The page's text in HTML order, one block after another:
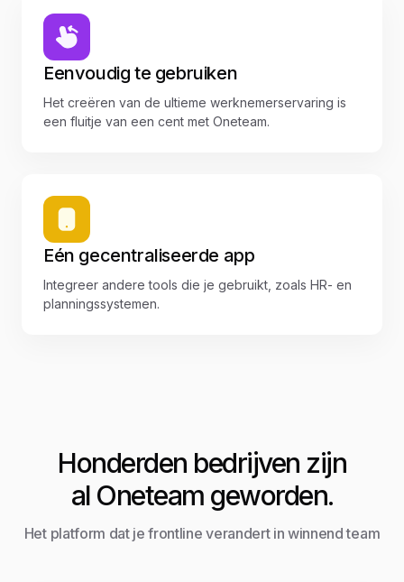
Eenvoudig te gebruiken
Het creëren van de ultieme werknemerservaring is
een fluitje van een cent met Oneteam.
Eén gecentraliseerde app
Integreer andere tools die je gebruikt, zoals HR- en
planningssystemen.
Honderden bedrijven zijn
al Oneteam geworden.
Het platform dat je frontline verandert in winnend team